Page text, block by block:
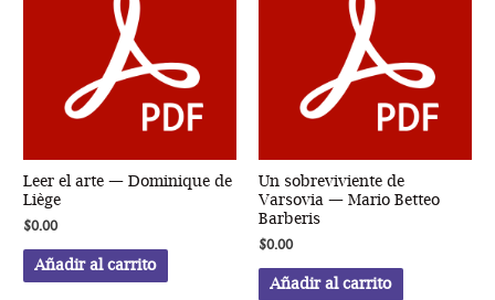
cantidad
Leer el arte — Dominique de
Liège
$0.00
Añadir al carrito
Un sobreviviente de
Varsovia — Mario Betteo
Barberis
$0.00
Añadir al carrito